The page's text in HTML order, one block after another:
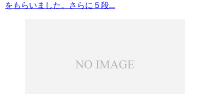
をもらいました。さらに５段...